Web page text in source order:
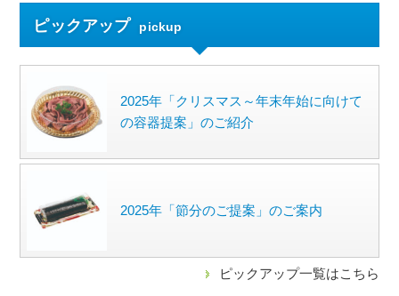
ピックアップ pickup
2025年「クリスマス～年末年始に向けて
の容器提案」のご紹介
2025年「節分のご提案」のご案内
ピックアップ一覧はこちら